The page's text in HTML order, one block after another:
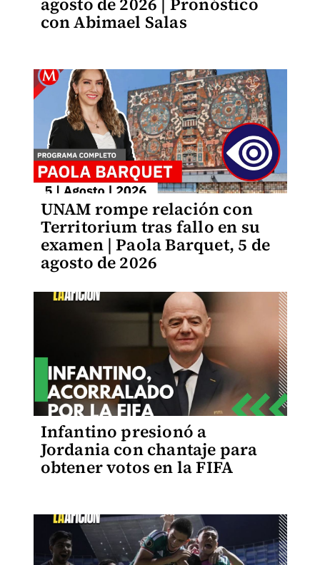
con Abimael Salas
UNAM rompe relación con
Territorium tras fallo en su
examen | Paola Barquet, 5 de
agosto de 2026
Infantino presionó a
Jordania con chantaje para
obtener votos en la FIFA